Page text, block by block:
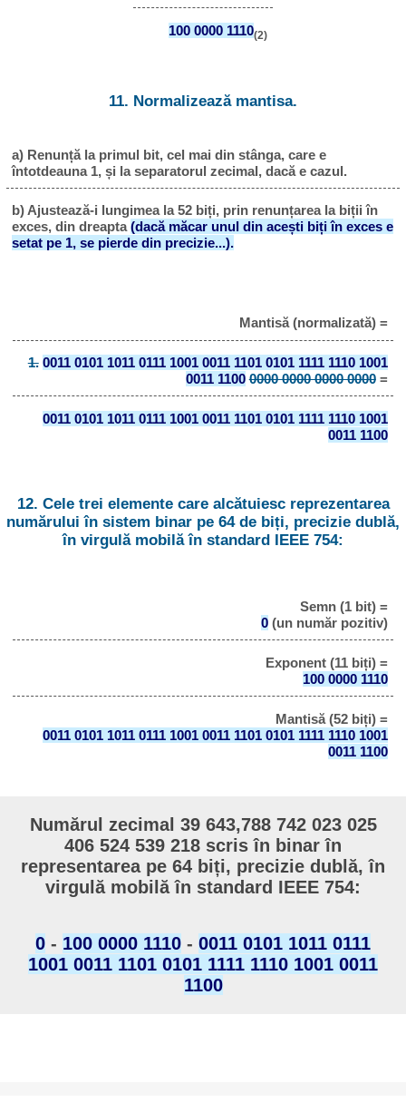
100 0000 1110(2)
11. Normalizează mantisa.
a) Renunță la primul bit, cel mai din stânga, care e
întotdeauna 1, și la separatorul zecimal, dacă e cazul.
b) Ajustează-i lungimea la 52 biți, prin renunțarea la biții în
exces, din dreapta(dacă măcar unul din acești biți în exces e
setat pe 1, se pierde din precizie...).
Mantisă (normalizată) =
1. 0011 0101 1011 0111 1001 0011 1101 0101 1111 1110 1001
0011 1100 0000 0000 0000 0000=
0011 0101 1011 0111 1001 0011 1101 0101 1111 1110 1001
0011 1100
12. Cele trei elemente care alcătuiesc reprezentarea
numărului în sistem binar pe 64 de biți, precizie dublă,
în virgulă mobilă în standard IEEE 754:
Semn (1 bit) =
0(un număr pozitiv)
Exponent (11 biți) =
100 0000 1110
Mantisă (52 biți) =
0011 0101 1011 0111 1001 0011 1101 0101 1111 1110 1001
0011 1100
Numărul zecimal 39 643,788 742 023 025
406 524 539 218 scris în binar în
representarea pe 64 biți, precizie dublă, în
virgulă mobilă în standard IEEE 754:
0 - 100 0000 1110 - 0011 0101 1011 0111
1001 0011 1101 0101 1111 1110 1001 0011
1100